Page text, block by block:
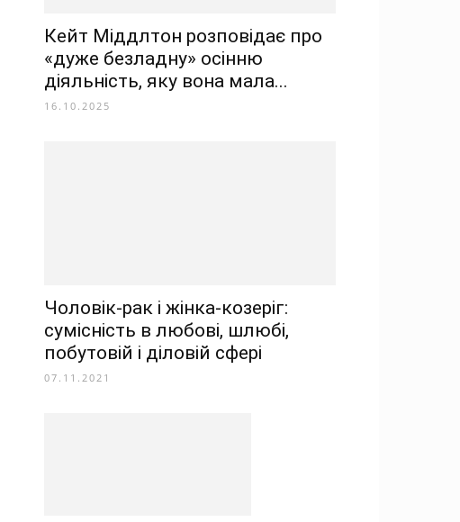
Кейт Міддлтон розповідає про
«дуже безладну» осінню
діяльність, яку вона мала...
16.10.2025
Чоловік-рак і жінка-козеріг:
сумісність в любові, шлюбі,
побутовій і діловій сфері
07.11.2021